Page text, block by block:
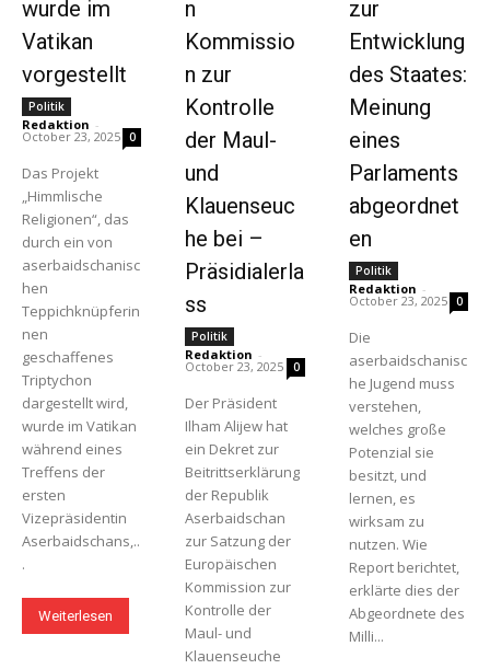
wurde im
Vatikan
vorgestellt
Politik
Redaktion -
October 23, 2025 0
Das Projekt
„Himmlische
Religionen“, das
durch ein von
aserbaidschanisc
hen
Teppichknüpferin
nen
geschaffenes
Triptychon
dargestellt wird,
wurde im Vatikan
während eines
Treffens der
ersten
Vizepräsidentin
Aserbaidschans,..
.
Weiterlesen
n
Kommissio
n zur
Kontrolle
der Maul-
und
Klauenseuc
he bei –
Präsidialerla
ss
Politik
Redaktion -
October 23, 2025 0
Der Präsident
Ilham Alijew hat
ein Dekret zur
Beitrittserklärung
der Republik
Aserbaidschan
zur Satzung der
Europäischen
Kommission zur
Kontrolle der
Maul- und
Klauenseuche
zur
Entwicklung
des Staates:
Meinung
eines
Parlaments
abgeordnet
en
Politik
Redaktion -
October 23, 2025 0
Die
aserbaidschanisc
he Jugend muss
verstehen,
welches große
Potenzial sie
besitzt, und
lernen, es
wirksam zu
nutzen. Wie
Report berichtet,
erklärte dies der
Abgeordnete des
Milli...